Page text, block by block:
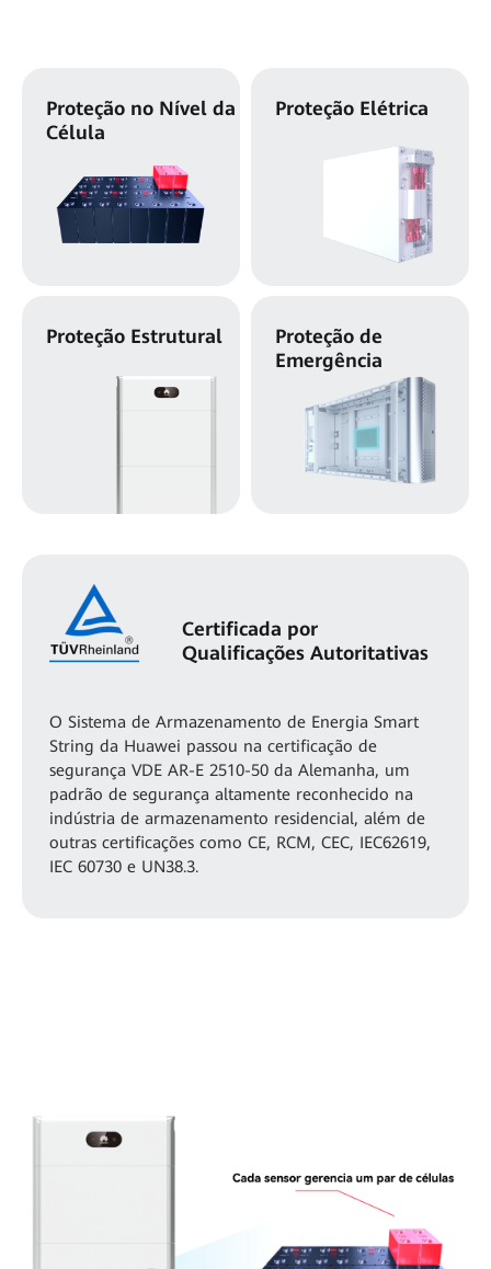
Proteção no Nível da
Célula
Proteção Elétrica
Proteção Estrutural
Proteção de
Emergência
Certificada por
Qualificações Autoritativas
O Sistema de Armazenamento de Energia Smart
String da Huawei passou na certificação de
segurança VDE AR-E 2510-50 da Alemanha, um
padrão de segurança altamente reconhecido na
indústria de armazenamento residencial, além de
outras certificações como CE, RCM, CEC, IEC62619,
IEC 60730 e UN38.3.